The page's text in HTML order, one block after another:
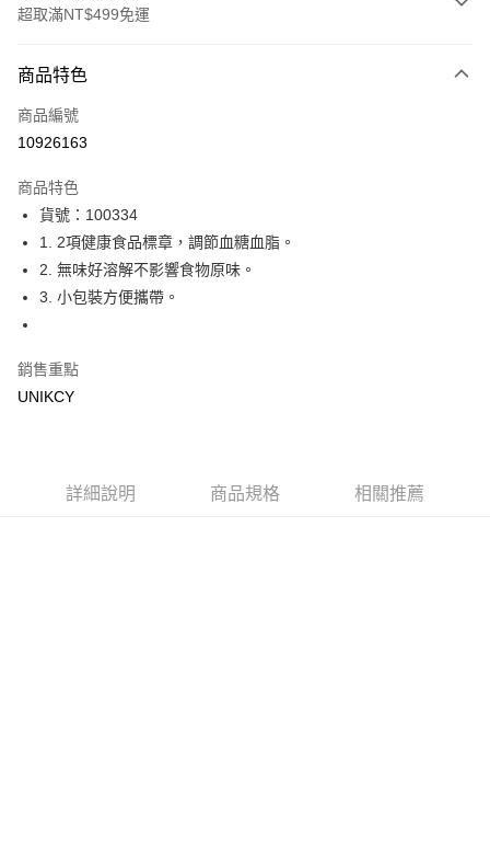
超取滿NT$499免運
icash Pay
信用卡一次付款
LINE Pay
Apple Pay
街口支付
悠遊付
Google Pay
每筆NT$70，滿NT$499(含以上)免運費
商品特色
商品編號
10926163
商品特色
貨號：100334
1. 2項健康食品標章，調節血糖血脂。
2. 無味好溶解不影響食物原味。
3. 小包裝方便攜帶。
銷售重點
UNIKCY
詳細說明 商品規格 相關推薦